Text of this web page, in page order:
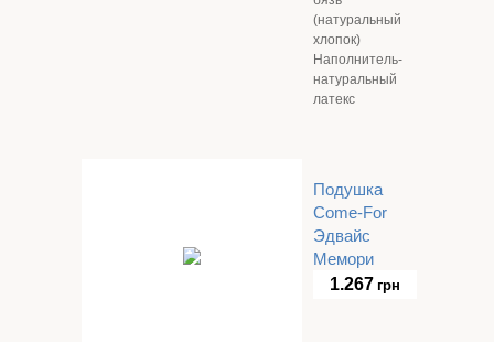
(натуральный
хлопок)
Наполнитель-
натуральный
латекс
Подушка
Come-For
Эдвайс
Мемори
1.267 грн